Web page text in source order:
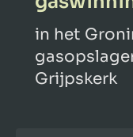
in het
Grijpskerk